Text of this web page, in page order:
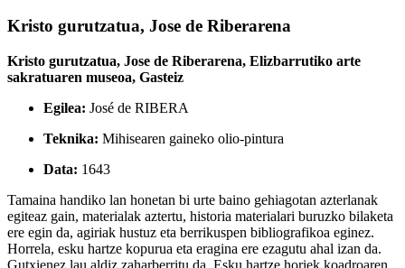
Kristo gurutzatua, Jose de Riberarena
Kristo gurutzatua, Jose de Riberarena, Elizbarrutiko arte
sakratuaren museoa, Gasteiz
Egilea: José de RIBERA
Teknika: Mihisearen gaineko olio-pintura
Data: 1643
Tamaina handiko lan honetan bi urte baino gehiagotan azterlanak
egiteaz gain, materialak aztertu, historia materialari buruzko bilaketa
ere egin da, agiriak hustuz eta berrikuspen bibliografikoa eginez.
Horrela, esku hartze kopurua eta eragina ere ezagutu ahal izan da.
Gutxienez lau aldiz zaharberritu da. Esku hartze horiek koadroaren